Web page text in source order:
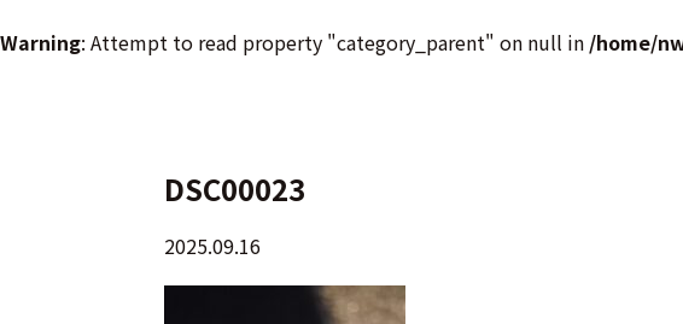
Warning: Attempt to read property "category_parent" on null in /home/
DSC00023
2025.09.16